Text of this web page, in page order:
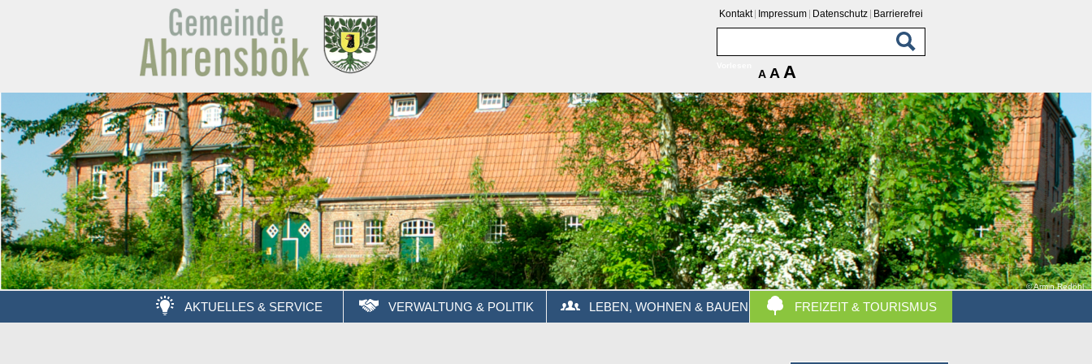
Kontakt Impressum Datenschutz Barrierefrei
A A A
© Armin Redöhl
AKTUELLES & SERVICE VERWALTUNG & POLITIK LEBEN, WOHNEN & BAUEN FREIZEIT & TOURISMUS